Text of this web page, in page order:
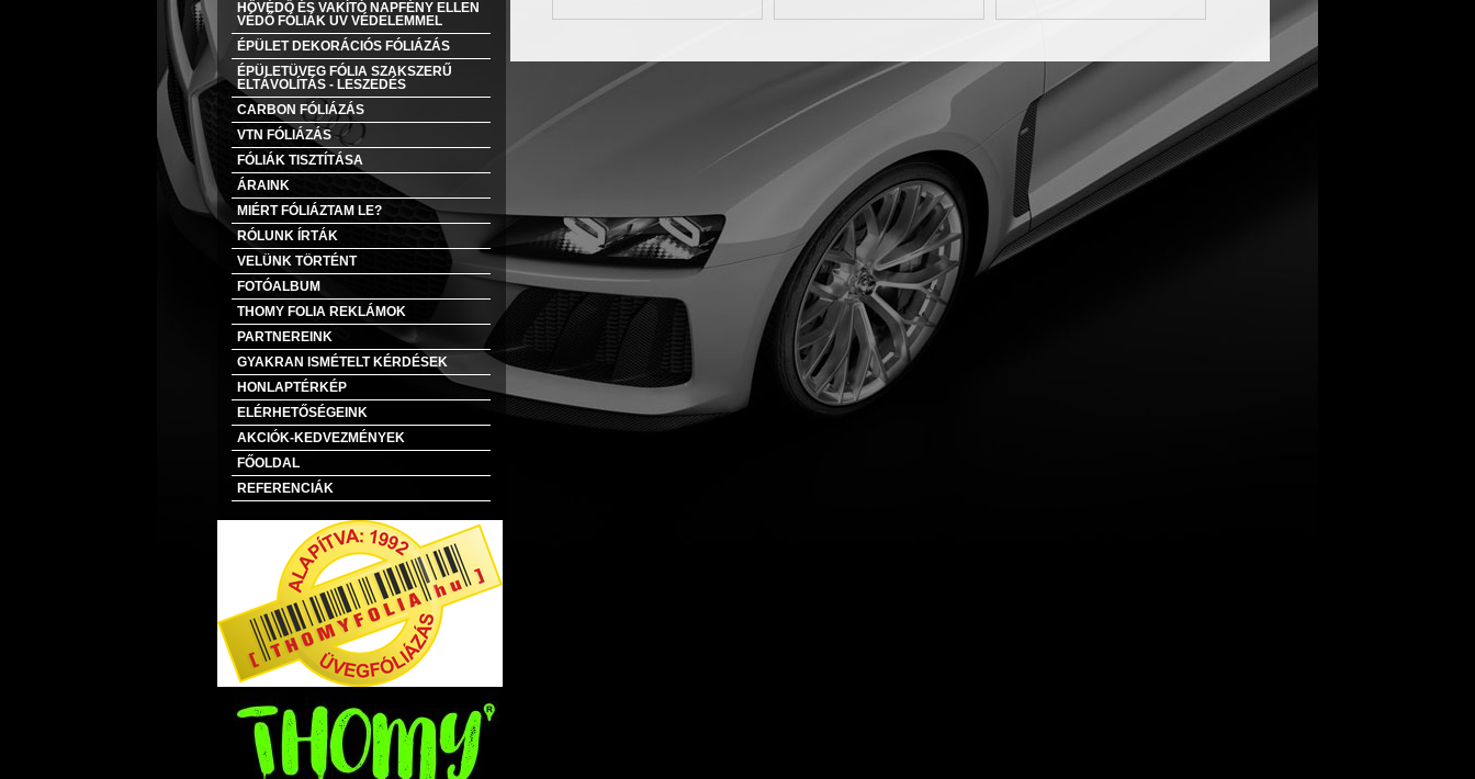
HŐVÉDŐ ÉS VAKÍTÓ NAPFÉNY ELLEN
VÉDŐ FÓLIÁK UV VÉDELEMMEL
ÉPÜLET DEKORÁCIÓS FÓLIÁZÁS
ÉPÜLETÜVEG FÓLIA SZAKSZERŰ
ELTÁVOLÍTÁS - LESZEDÉS
CARBON FÓLIÁZÁS
VTN FÓLIÁZÁS
FÓLIÁK TISZTÍTÁSA
ÁRAINK
MIÉRT FÓLIÁZTAM LE?
RÓLUNK ÍRTÁK
VELÜNK TÖRTÉNT
FOTÓALBUM
THOMY FOLIA REKLÁMOK
PARTNEREINK
GYAKRAN ISMÉTELT KÉRDÉSEK
HONLAPTÉRKÉP
ELÉRHETŐSÉGEINK
AKCIÓK-KEDVEZMÉNYEK
FŐOLDAL
REFERENCIÁK